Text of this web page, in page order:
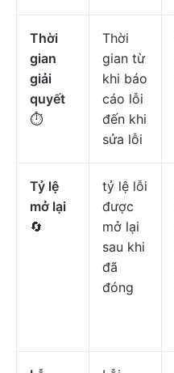
Thời
gian
giải
quyết
⏱️
Thời
gian từ
khi báo
cáo lỗi
đến khi
sửa lỗi
Tỷ lệ
mở lại
🔄
tỷ lệ lỗi
được
mở lại
sau khi
đã
đóng